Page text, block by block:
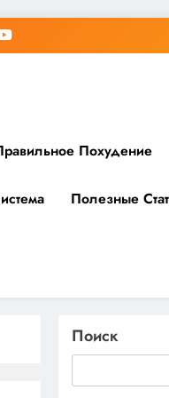
Похудение
Полезные
Поиск